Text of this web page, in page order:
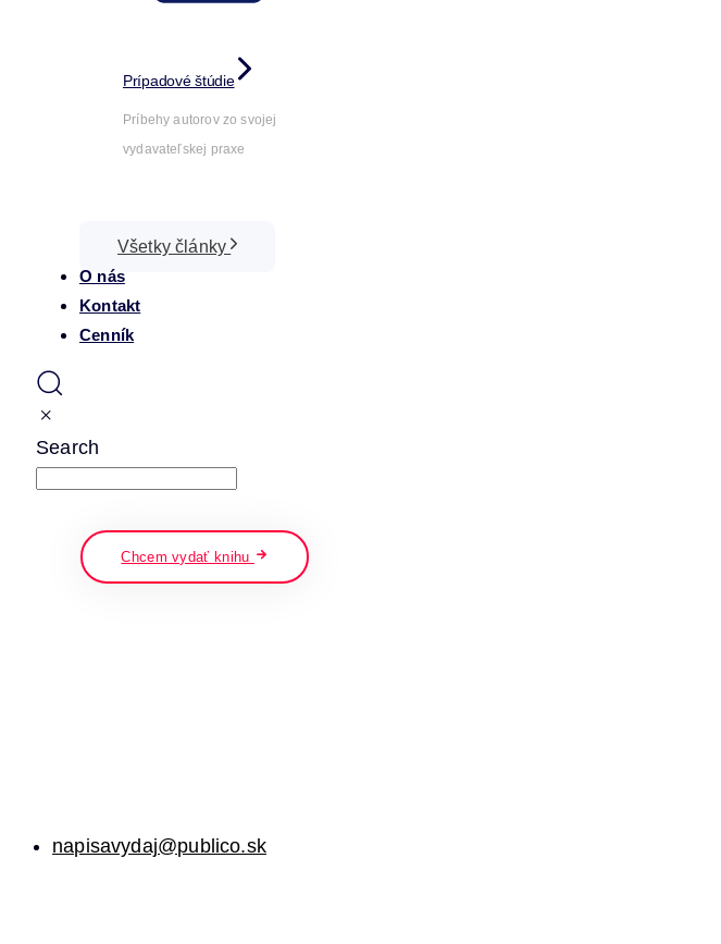
Prípadové štúdie
Príbehy autorov zo svojej
vydavateľskej praxe
Všetky články
O nás
Kontakt
Cenník
Search
Chcem vydať knihu
napisavydaj@publico.sk